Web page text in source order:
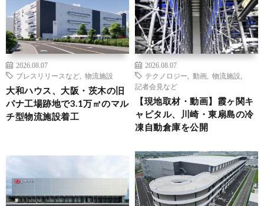
2026.08.07
プレスリリースなど
物流施設
大和ハウス、大阪・茨木の旧
パナ工場跡地で3.1万㎡のマル
チ型物流施設着工
2026.08.07
テクノロジー
動画 物流施設
記者会見など
【現地取材・動画】霞ヶ関キ
ャピタル、川崎・東扇島の冷
凍自動倉庫を公開